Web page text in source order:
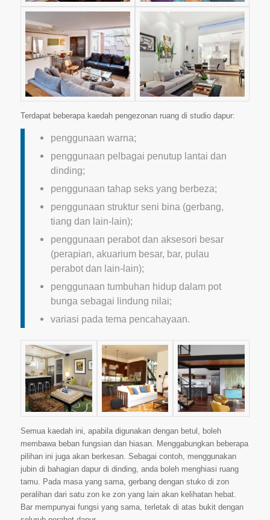
Terdapat beberapa kaedah pengezonan ruang di studio dapur:
penggunaan warna;
penggunaan pelbagai penutup lantai dan
dinding;
penggunaan tahap seks yang berbeza;
penggunaan struktur seni bina (gerbang,
tiang dan lain-lain);
penggunaan perabot dan aksesori besar
(perapian, akuarium besar, bar, pulau
perabot dan lain-lain);
penggunaan tumbuhan hidup dalam pot
bunga sebagai lindung nilai;
variasi pada tema pencahayaan.
Semua kaedah ini, apabila digunakan dengan betul, boleh
membawa beban fungsian dan hiasan. Menggabungkan beberapa
pilihan ini juga akan berkesan. Sebagai contoh, menggunakan
jubin di bahagian dapur di dinding, anda boleh menghiasi ruang
tamu. Pada masa yang sama, gerbang dengan stuko di zon
peralihan dari satu zon ke zon yang lain akan kelihatan hebat.
Bar mempunyai fungsi yang sama, terletak di atas bukit dengan